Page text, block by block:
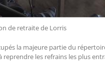
de retraite de Lorris
la majeure partie du
reprendre les refrains les plus